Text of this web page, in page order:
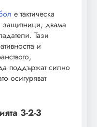
е тактическа
защитници, двама
Тази
и
поддържат силно
осигуряват
3-2-3